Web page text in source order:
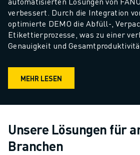
verbessert. Durch die Integration
optimierte DEMO die Abfüll-,
Etikettierprozesse, was zu einer
Genauigkeit und
MEHR LESEN
Unsere Lösungen für
Branchen